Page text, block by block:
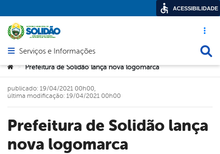
Acesso
Abrir menu principal de navegação
Serviços e Informações
Você está aqui:
> Prefeitura de Solidão lança nova logomarca
Prefeitura de Solidão lança
nova logomarca
publicado: 19/04/2021 00h00,
última modificação: 19/04/2021 00h00
ACESSIBILIDADE